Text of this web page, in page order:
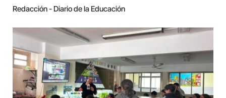
Redacción - Diario de la Educación